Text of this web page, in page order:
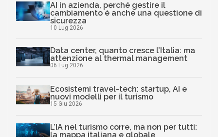
AI in azienda, perché gestire il
cambiamento è anche una questione di
sicurezza
10 Lug 2026
Data center, quanto cresce l’Italia: ma
attenzione al thermal management
06 Lug 2026
Ecosistemi travel-tech: startup, AI e
nuovi modelli per il turismo
15 Giu 2026
L’IA nel turismo corre, ma non per tutti:
la mappa italiana e globale